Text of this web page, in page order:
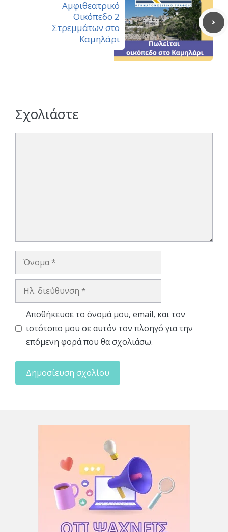
Αμφιθεατρικό
Οικόπεδο 2
Στρεμμάτων στο
Καμηλάρι
Σχολιάστε
Όνομα
Ηλ.
Αποθήκευσε το όνομά μου, email, και τον
ιστότοπο μου σε αυτόν τον πλοηγό για την
επόμενη φορά που θα σχολιάσω.